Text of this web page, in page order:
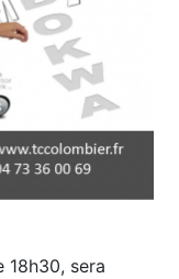
sera